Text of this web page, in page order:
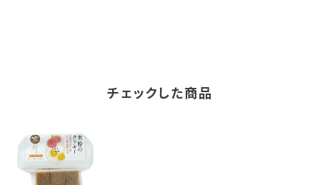
チェックした商品